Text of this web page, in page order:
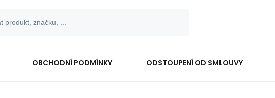
OBCHODNÍ PODMÍNKY ODSTOUPENÍ OD SMLOUVY